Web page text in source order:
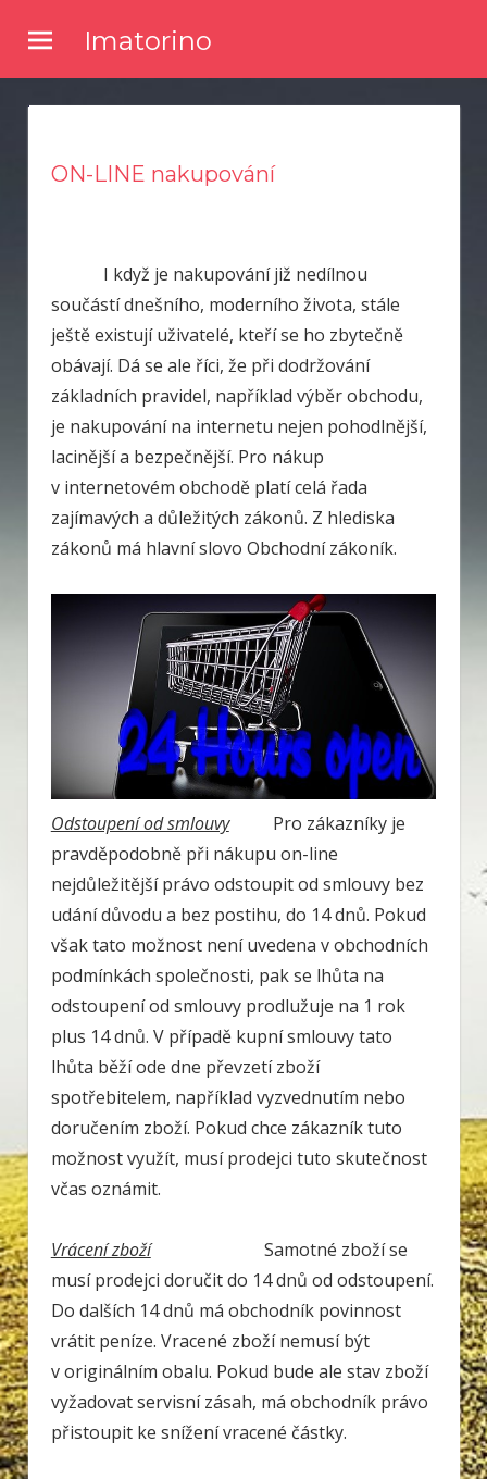
content
Imatorino
ON-LINE nakupování
I když je nakupování již nedílnou
součástí dnešního, moderního života, stále
ještě existují uživatelé, kteří se ho zbytečně
obávají. Dá se ale říci, že při dodržování
základních pravidel, například výběr obchodu,
je nakupování na internetu nejen pohodlnější,
lacinější a bezpečnější. Pro nákup
v internetovém obchodě platí celá řada
zajímavých a důležitých zákonů. Z hlediska
zákonů má hlavní slovo Obchodní zákoník.
Odstoupení od smlouvyPro zákazníky je
pravděpodobně při nákupu on-line
nejdůležitější právo odstoupit od smlouvy bez
udání důvodu a bez postihu, do 14 dnů. Pokud
však tato možnost není uvedena v obchodních
podmínkách společnosti, pak se lhůta na
odstoupení od smlouvy prodlužuje na 1 rok
plus 14 dnů. V případě kupní smlouvy tato
lhůta běží ode dne převzetí zboží
spotřebitelem, například vyzvednutím nebo
doručením zboží. Pokud chce zákazník tuto
možnost využít, musí prodejci tuto skutečnost
včas oznámit.
Vrácení zbožíSamotné zboží se
musí prodejci doručit do 14 dnů od odstoupení.
Do dalších 14 dnů má obchodník povinnost
vrátit peníze. Vracené zboží nemusí být
v originálním obalu. Pokud bude ale stav zboží
vyžadovat servisní zásah, má obchodník právo
přistoupit ke snížení vracené částky.